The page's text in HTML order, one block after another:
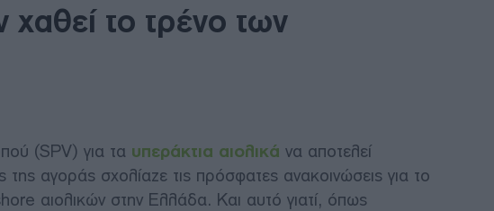
χαθεί το τρένο των
(SPV) για τα υπεράκτια αιολικά να αποτελεί
αγοράς σχολίαζε τις πρόσφατες ανακοινώσεις για το
αιολικών στην Ελλάδα. Και αυτό γιατί, όπως